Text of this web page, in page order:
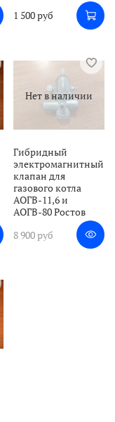
1 500 руб
Нет в наличии
Гибридный
электромагнитный
клапан для
газового котла
АОГВ-11,6 и
АОГВ-80 Ростов
8 900 руб